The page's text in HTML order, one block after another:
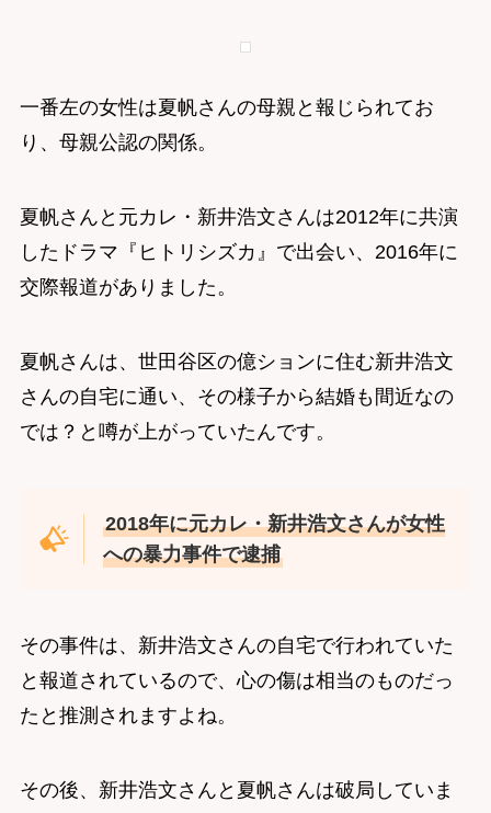
一番左の女性は夏帆さんの母親と報じられてお
り、母親公認の関係。
夏帆さんと元カレ・新井浩文さんは2012年に共演
したドラマ『ヒトリシズカ』で出会い、2016年に
交際報道がありました。
夏帆さんは、世田谷区の億ションに住む新井浩文
さんの自宅に通い、その様子から結婚も間近なの
では？と噂が上がっていたんです。
2018年に元カレ・新井浩文さんが女性
への暴力事件で逮捕
その事件は、新井浩文さんの自宅で行われていた
と報道されているので、心の傷は相当のものだっ
たと推測されますよね。
その後、新井浩文さんと夏帆さんは破局していま